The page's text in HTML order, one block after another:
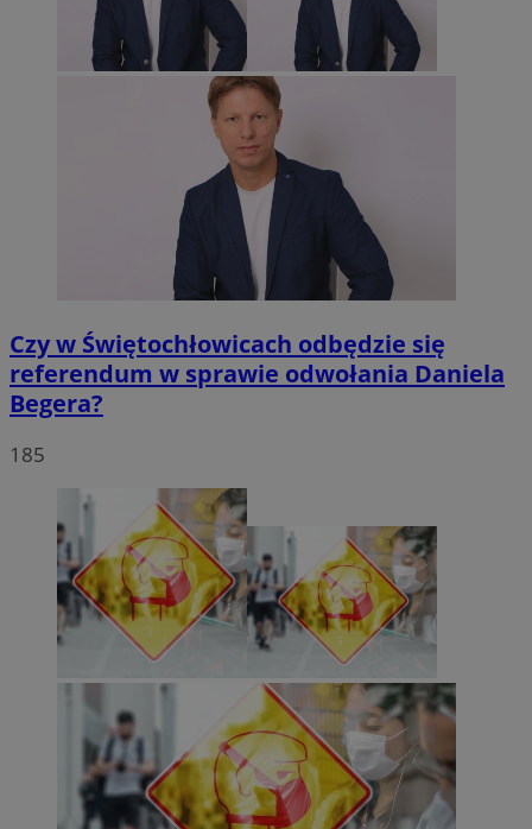
Czy w Świętochłowicach odbędzie się
referendum w sprawie odwołania Daniela
Begera?
185